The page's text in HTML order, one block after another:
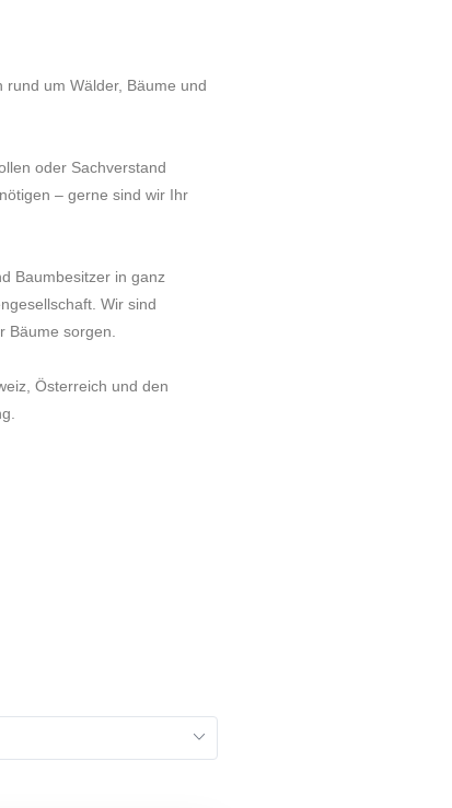
um Wälder, Bäume und
oder Sachverstand
– gerne sind wir Ihr
Baumbesitzer in ganz
Wir sind
Bäume sorgen.
Österreich und den